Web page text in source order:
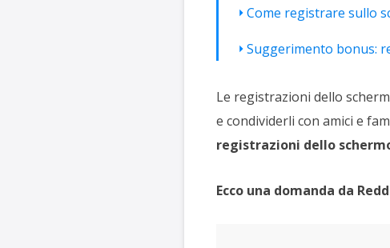
Come registrare sullo
Suggerimento bonus:
Le registrazioni dello
e condividerli con amici e
registrazioni dello
Ecco una domanda da